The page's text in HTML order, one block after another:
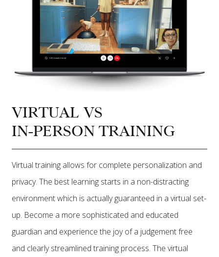
VIRTUAL VS
IN-PERSON TRAINING
Virtual training allows for complete personalization and
privacy. The best learning starts in a non-distracting
environment which is actually guaranteed in a virtual set-
up. Become a more sophisticated and educated
guardian and experience the joy of a judgement free
and clearly streamlined training process. The virtual